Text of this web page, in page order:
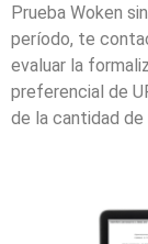
Prueba Woken
período, te
evaluar la
preferencial de
de la cantidad de